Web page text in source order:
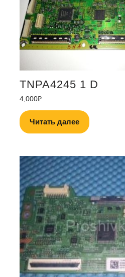
TNPA4245 1 D
4,000₽
Читать далее